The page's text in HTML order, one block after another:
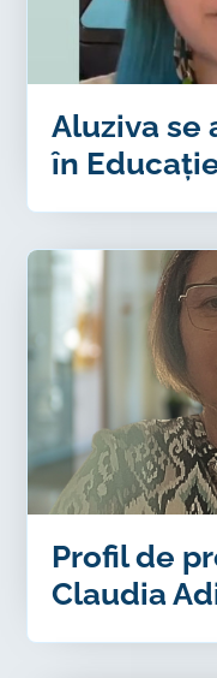
Aluziva se
în
Profil de
Claudia